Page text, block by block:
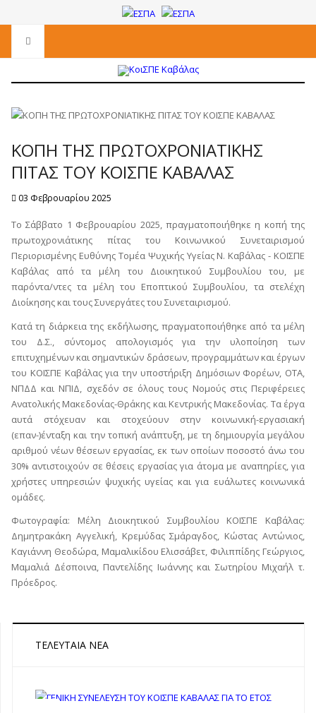
ΚΟΠΗ ΤΗΣ ΠΡΩΤΟΧΡΟΝΙΑΤΙΚΗΣ
ΠΙΤΑΣ ΤΟΥ ΚΟΙΣΠΕ ΚΑΒΑΛΑΣ
03 Φεβρουαρίου 2025
Το Σάββατο 1 Φεβρουαρίου 2025, πραγματοποιήθηκε η κοπή της
πρωτοχρονιάτικης πίτας του Κοινωνικού Συνεταιρισμού
Περιορισμένης Ευθύνης Τομέα Ψυχικής Υγείας Ν. Καβάλας - ΚΟΙΣΠΕ
Καβάλας από τα μέλη του Διοικητικού Συμβουλίου του, με
παρόντα/ντες τα μέλη του Εποπτικού Συμβουλίου, τα στελέχη
Διοίκησης και τους Συνεργάτες του Συνεταιρισμού.
Κατά τη διάρκεια της εκδήλωσης, πραγματοποιήθηκε από τα μέλη
του Δ.Σ., σύντομος απολογισμός για την υλοποίηση των
επιτυχημένων και σημαντικών δράσεων, προγραμμάτων και έργων
του ΚΟΙΣΠΕ Καβάλας για την υποστήριξη Δημόσιων Φορέων, ΟΤΑ,
ΝΠΔΔ και ΝΠΙΔ, σχεδόν σε όλους τους Νομούς στις Περιφέρειες
Ανατολικής Μακεδονίας-Θράκης και Κεντρικής Μακεδονίας. Τα έργα
αυτά στόχευαν και στοχεύουν στην κοινωνική-εργασιακή
(επαν-)ένταξη και την τοπική ανάπτυξη, με τη δημιουργία μεγάλου
αριθμού νέων θέσεων εργασίας, εκ των οποίων ποσοστό άνω του
30% αντιστοιχούν σε θέσεις εργασίας για άτομα με αναπηρίες, για
χρήστες υπηρεσιών ψυχικής υγείας και για ευάλωτες κοινωνικά
ομάδες.
Φωτογραφία: Μέλη Διοικητικού Συμβουλίου ΚΟΙΣΠΕ Καβάλας:
Δημητρακάκη Αγγελική, Κρεμύδας Σμάραγδος, Κώστας Αντώνιος,
Καγιάννη Θεοδώρα, Μαμαλικίδου Ελισσάβετ, Φιλιππίδης Γεώργιος,
Μαμαλιά Δέσποινα, Παντελίδης Ιωάννης και Σωτηρίου Μιχαήλ τ.
Πρόεδρος.
ΤΕΛΕΥΤΑΊΑ ΝΈΑ